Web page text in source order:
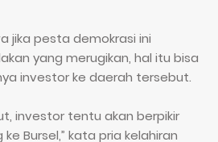
jika pesta demokrasi ini
yang merugikan, hal itu bisa
investor ke daerah tersebut.
investor tentu akan berpikir
Bursel,” kata pria kelahiran